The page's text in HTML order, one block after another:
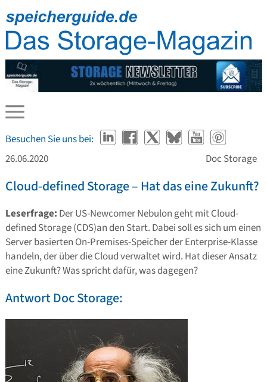
Besuchen Sie uns bei:
26.06.2020
Doc Storage
Cloud-defined Storage – Hat das eine Zukunft?
Leserfrage: Der US-Newcomer Nebulon geht mit Cloud-
defined Storage (CDS)an den Start. Dabei soll es sich um einen
Server basierten On-Premises-Speicher der Enterprise-Klasse
handeln, der über die Cloud verwaltet wird. Hat dieser Ansatz
eine Zukunft? Was spricht dafür, was dagegen?
Antwort Doc Storage: